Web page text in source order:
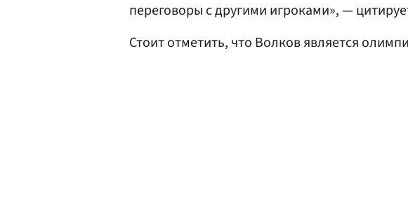
переговоры с другими игроками», —
Стоит отметить, что Волков является